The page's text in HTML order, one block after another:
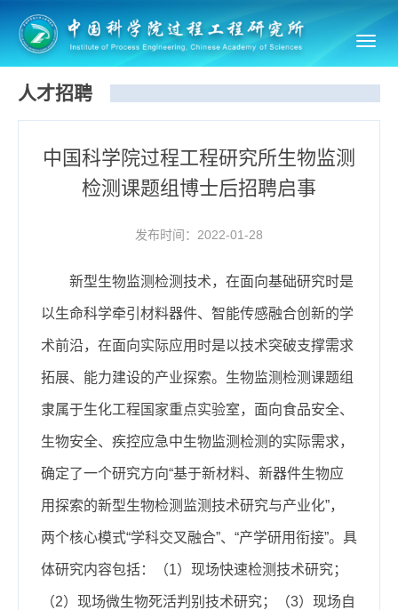
人才招聘
中国科学院过程工程研究所生物监测
检测课题组博士后招聘启事
发布时间：2022-01-28
新型生物监测检测技术，在面向基础研究时是
以生命科学牵引材料器件、智能传感融合创新的学
术前沿，在面向实际应用时是以技术突破支撑需求
拓展、能力建设的产业探索。生物监测检测课题组
隶属于生化工程国家重点实验室，面向食品安全、
生物安全、疾控应急中生物监测检测的实际需求，
确定了一个研究方向“基于新材料、新器件生物应
用探索的新型生物检测监测技术研究与产业化”，
两个核心模式“学科交叉融合”、“产学研用衔接”。具
体研究内容包括：（1）现场快速检测技术研究；
（2）现场微生物死活判别技术研究；（3）现场自